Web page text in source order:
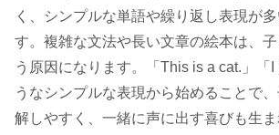
く、シンプルな単語や繰り返し表現が
す。複雑な文法や長い文章の絵本は、
う原因になります。「This is a cat.」「I
うなシンプルな表現から始めることで
解しやすく、一緒に声に出す喜びも生